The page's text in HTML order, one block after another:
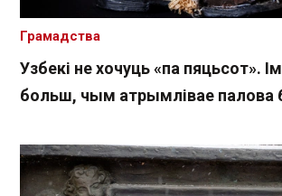
Узбекі не хочуць «па пяцьсот».
больш, чым атрымлівае палова
Грамадства